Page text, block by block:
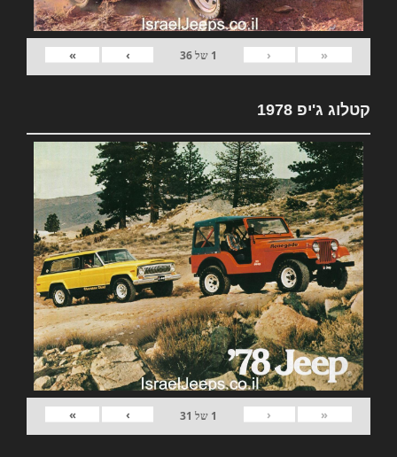
«
‹
1 של36
›
»
קטלוג ג'יפ 1978
«
‹
1 של 31
›
»